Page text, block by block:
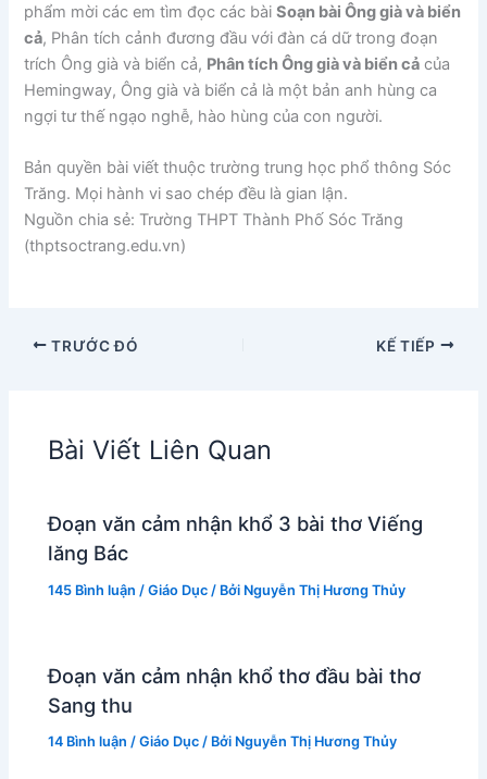
phẩm mời các em tìm đọc các bàiSoạn bài Ông già và biển
cả, Phân tích cảnh đương đầu với đàn cá dữ trong đoạn
trích Ông già và biển cả, Phân tích Ông già và biển cả của
Hemingway, Ông già và biển cả là một bản anh hùng ca
ngợi tư thế ngạo nghễ, hào hùng của con người.
Bản quyền bài viết thuộc trường trung học phổ thông Sóc
Trăng. Mọi hành vi sao chép đều là gian lận.
Nguồn chia sẻ: Trường THPT Thành Phố Sóc Trăng
(thptsoctrang.edu.vn)
TRƯỚC ĐÓ KẾ TIẾP
Bài Viết Liên Quan
Đoạn văn cảm nhận khổ 3 bài thơ Viếng
lăng Bác
145 Bình luận /Giáo Dục / Bởi Nguyễn Thị Hương Thủy
Đoạn văn cảm nhận khổ thơ đầu bài thơ
Sang thu
14 Bình luận /Giáo Dục / Bởi Nguyễn Thị Hương Thủy